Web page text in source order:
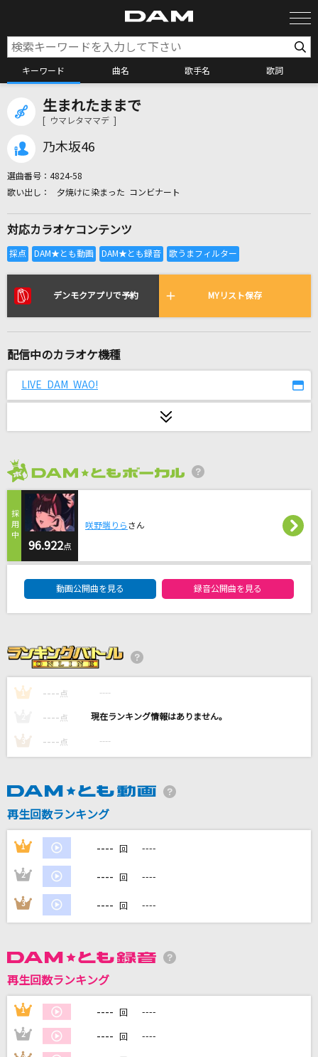
キーワード 曲名 歌手名 歌詞
カラオケ検索
全国りれき
リアルタイムで歌われている曲の一覧
Lost love song【III】
[生音]優しい雨
Snow Man
奇跡の地球
ハルノヒ(クレヨンしんちゃんアニメバージョン)
あいみょん
LOVE 2000
hitomi
[生音]世界が終るまでは…
私
なんちゅう恋をやってるぅ YOU KNOW?
Berryz工房
DAMの新曲・ランキングなど
DAMに会員登録・ログインして
カラオケをもっと楽しもう！
生まれたままで
[ ウマレタママデ ]
乃木坂46
選曲番号： 4824-58
夕焼けに染まった コンビナート
対応カラオケコンテンツ
デンモクアプリで予約 MYリスト保存
配信中のカラオケ機種
LIVE DAM WAO!
96.922点
咲野端りら さん
動画公開曲を見る 録音公開曲を見る
1 ---- 点 ----
---- 点 ----
3 ---- 点 ----
再生回数ランキング
1 ---- 回 ----
2 ---- 回 ----
3 ---- 回 ----
再生回数ランキング
1 ---- 回 ----
2 ---- 回 ----